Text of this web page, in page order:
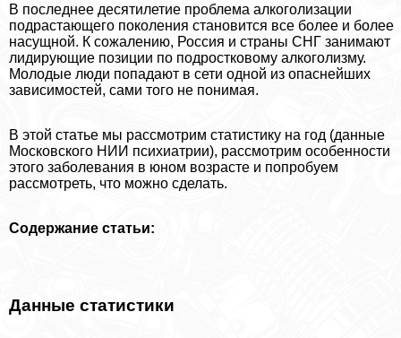
В последнее десятилетие проблема алкоголизации
подрастающего поколения становится все более и более
насущной. К сожалению, Россия и страны СНГ занимают
лидирующие позиции по подростковому алкоголизму.
Молодые люди попадают в сети одной из опаснейших
зависимостей, сами того не понимая.
В этой статье мы рассмотрим статистику на год (данные
Московского НИИ психиатрии), рассмотрим особенности
этого заболевания в юном возрасте и попробуем
рассмотреть, что можно сделать.
Содержание статьи:
Данные статистики